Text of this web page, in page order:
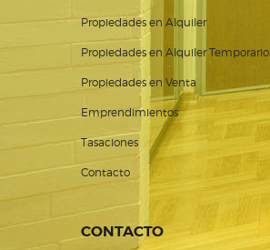
Propiedades en Alquiler
Propiedades en Alquiler Temporario
Propiedades en Venta
Emprendimientos
Tasaciones
Contacto
CONTACTO